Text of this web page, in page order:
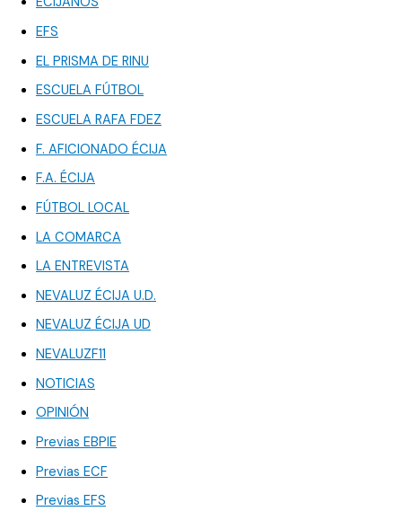
EFS
EL PRISMA DE RINU
ESCUELA FÚTBOL
ESCUELA RAFA FDEZ
F. AFICIONADO ÉCIJA
F.A. ÉCIJA
FÚTBOL LOCAL
LA COMARCA
LA ENTREVISTA
NEVALUZ ÉCIJA U.D.
NEVALUZ ÉCIJA UD
NEVALUZF11
NOTICIAS
OPINIÓN
Previas EBPIE
Previas ECF
Previas EFS